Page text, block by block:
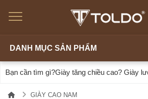
DANH MỤC SẢN PHẨM
GIÀY CAO NAM